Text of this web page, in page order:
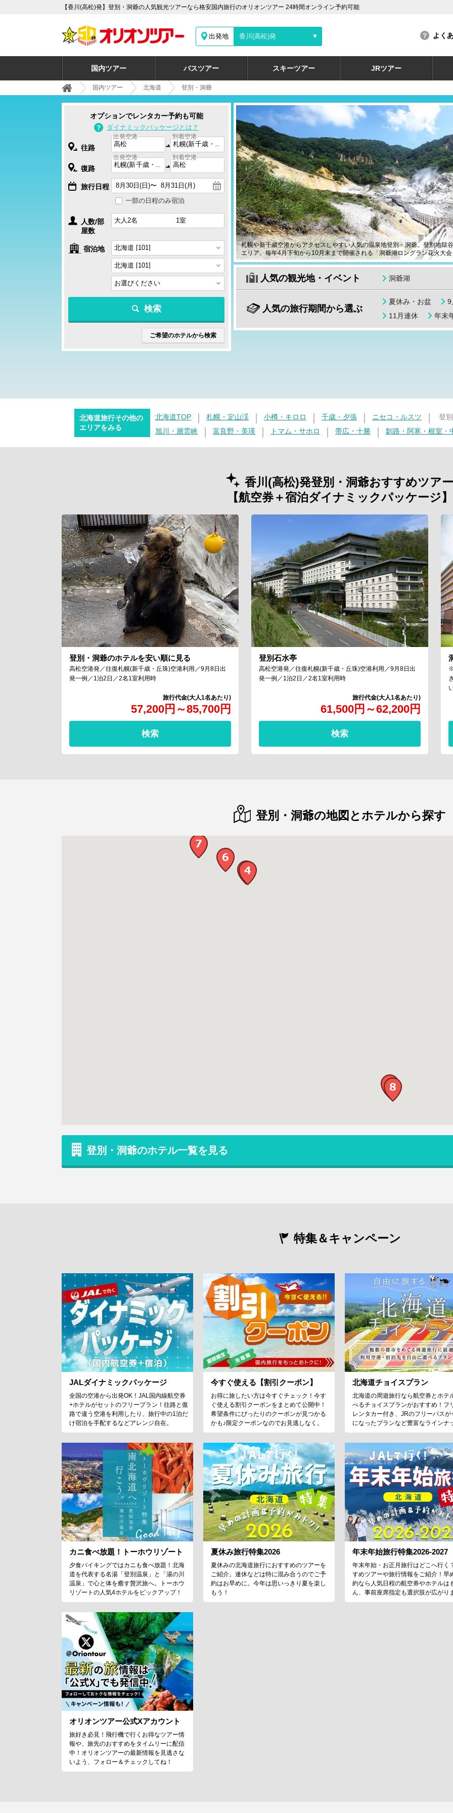
【香川(高松)発】登別・洞爺の人気観光ツアーなら格安国内旅行のオリオンツアー 24時間オンライン予約可能
出発地 香川(高松)発 よく
国内ツアー バスツアー スキーツアー JRツアー
国内ツアー 北海道 登別・洞爺
札幌や新千歳空港からアクセスしやすい人気の温泉地登別・洞爺。登別地獄
エリア。毎年4月下旬から10月末まで開催される「洞爺湖ロングラン花火大
人気の観光地・イベント 洞爺湖
人気の旅行期間から選ぶ
夏休み・お盆
9
11月連休
年末
オプションでレンタカー予約も可能
ダイナミックパッケージとは？
往路
出発空港 到着空港
復路
出発空港 到着空港
旅行日程
一部の日程のみ宿泊
人数/部
屋数
宿泊地
検索
ご希望のホテルから検索
北海道旅行その他の
エリアをみる
北海道TOP 札幌・定山渓 小樽・キロロ 千歳・夕張 ニセコ・ルスツ
登
旭川・層雲峡
富良野・美瑛 トマム・サホロ 帯広・十勝 釧路・阿寒・根室・
香川(高松)発登別・洞爺おすすめツアー
【航空券＋宿泊ダイナミックパッケージ】
登別・洞爺のホテルを安い順に見る
57,200円 ～85,700円
高松空港発／往復札幌(新千歳・丘珠)空港利用／9月8日出
発一例／1泊2日／2名1室利用時
検索
登別石水亭
61,500円 ～62,200円
高松空港発／往復札幌(新千歳・丘珠)空港利用／9月8日出
発一例／1泊2日／2名1室利用時
検索
登別・洞爺の地図とホテルから探す
登別・洞爺のホテル一覧を見る
特集＆キャンペーン
JALダイナミックパッケージ
全国の空港から出発OK！JAL国内線航空券
+ホテルがセットのフリープラン！往路と復
路で違う空港を利用したり、旅行中の1泊だ
け宿泊を手配するなどアレンジ自在。
今すぐ使える【割引クーポン】
お得に旅したい方は今すぐチェック！今す
ぐ使える割引クーポンをまとめて公開中！
希望条件にぴったりのクーポンが見つかる
かも♪限定クーポンなのでお見逃しなく。
北海道チョイスプラン
北海道の周遊旅行なら航空券とホテ
べるチョイスプランがおすすめ！フ
レンタカー付き、JRのフリーパスが
になったプランなど豊富なラインナ
カニ食べ放題！トーホウリゾート
夕食バイキングではカニも食べ放題！北海
道を代表する名湯「登別温泉」と「湯の川
温泉」で心と体を癒す贅沢旅へ。トーホウ
リゾートの人気4ホテルをピックアップ！
夏休み旅行特集2026
夏休みの北海道旅行におすすめのツアーを
ご紹介。連休などは特に混み合うのでご予
約はお早めに。今年は思いっきり夏を楽し
もう！
年末年始旅行特集2026-2027
年末年始・お正月旅行はどこへ行く
すめツアーや旅行情報をご紹介！早
約なら人気日程の航空券やホテルは
ん、事前座席指定も選択肢が広がり
オリオンツアー公式Xアカウント
旅好き必見！飛行機で行くお得なツアー情
報や、旅先のおすすめをタイムリーに配信
中！オリオンツアーの最新情報を見逃さな
いよう、フォロー＆チェックしてね！